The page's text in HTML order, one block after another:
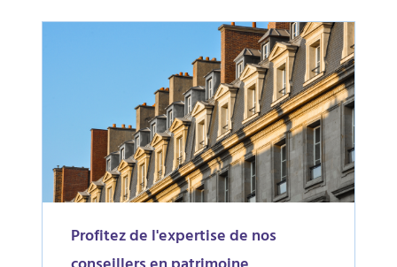
Profitez de l'expertise de nos